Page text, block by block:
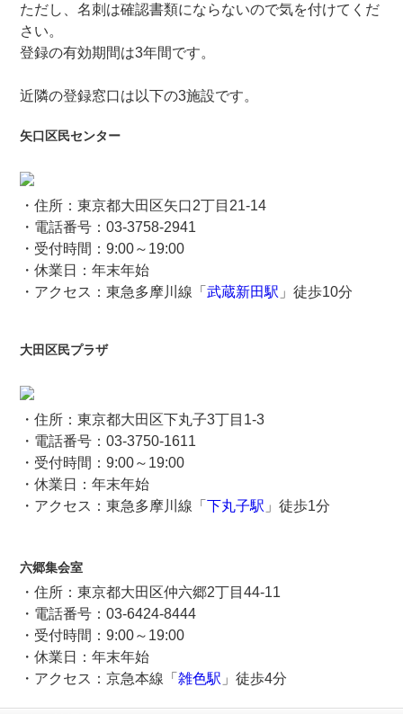
ただし、名刺は確認書類にならないので気を付けてくだ
さい。
登録の有効期間は3年間です。
近隣の登録窓口は以下の3施設です。
矢口区民センター
・住所：東京都大田区矢口2丁目21-14
・電話番号：03-3758-2941
・受付時間：9:00～19:00
・休業日：年末年始
・アクセス：東急多摩川線「武蔵新田駅 」徒歩10分
大田区民プラザ
・住所：東京都大田区下丸子3丁目1-3
・電話番号：03-3750-1611
・受付時間：9:00～19:00
・休業日：年末年始
・アクセス：東急多摩川線「下丸子駅 」徒歩1分
六郷集会室
・住所：東京都大田区仲六郷2丁目44-11
・電話番号：03-6424-8444
・受付時間：9:00～19:00
・休業日：年末年始
・アクセス：京急本線「雑色駅 」徒歩4分